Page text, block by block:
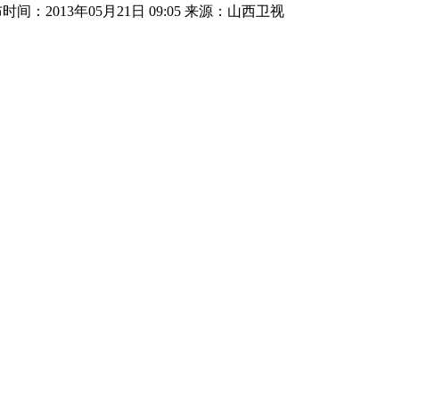
间：2013年05月21日 09:05 来源：山西卫视